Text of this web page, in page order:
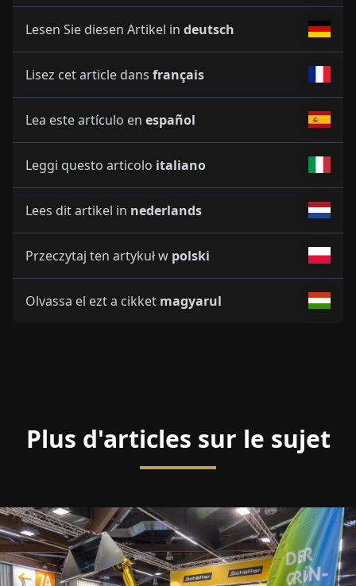
Lesen Sie diesen Artikel in deutsch
Lisez cet article dans français
Lea este artículo en español
Leggi questo articolo italiano
Lees dit artikel in nederlands
Przeczytaj ten artykuł w polski
Olvassa el ezt a cikket magyarul
Plus d'articles sur le sujet